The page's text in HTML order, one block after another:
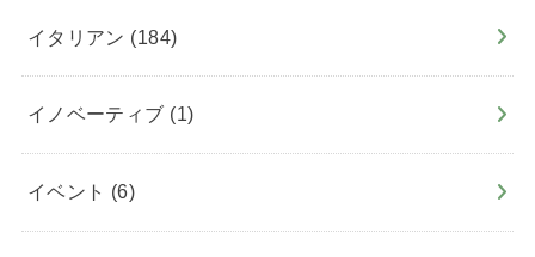
イタリアン (184)
イノベーティブ (1)
イベント (6)